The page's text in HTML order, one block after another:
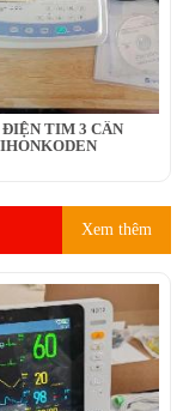
TIM 3 CẦN
Xem thêm